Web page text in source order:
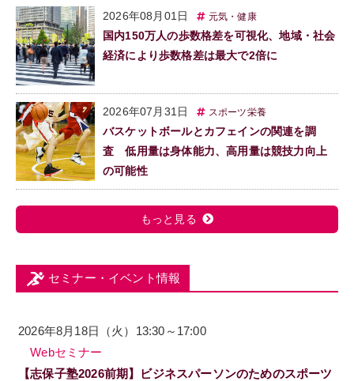
2026年08月01日 元気・健康
国内150万人の歩数格差を可視化、地域・社会
経済により歩数格差は最大で2倍に
2026年07月31日 スポーツ栄養
バスケットボールとカフェインの関連を調
査 低用量は身体能力、高用量は競技力向上
の可能性
もっと見る
セミナー・イベント情報
2026年8月18日（火）13:30～17:00
Webセミナー
【志保子塾2026前期】ビジネスパーソンのためのスポーツ